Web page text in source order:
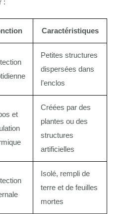
Caractéristiques
Petites structures
dispersées dans
l’enclos
et
Créées par des
plantes ou des
structures
artificielles
Isolé, rempli de
terre et de feuilles
mortes